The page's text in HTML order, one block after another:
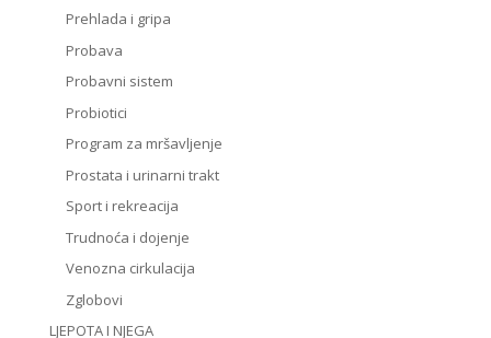
Prehlada i gripa
Probava
Probavni sistem
Probiotici
Program za mršavljenje
Prostata i urinarni trakt
Sport i rekreacija
Trudnoća i dojenje
Venozna cirkulacija
Zglobovi
LJEPOTA I NJEGA